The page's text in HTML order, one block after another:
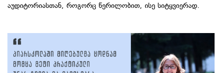
აუდიტორიასთან, როგორც წერილობით, ისე სიტყვიერად.